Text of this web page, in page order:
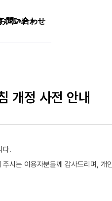
問い合わせ
JP
개정 사전 안내
다.
시는 이용자분들께 감사드리며,